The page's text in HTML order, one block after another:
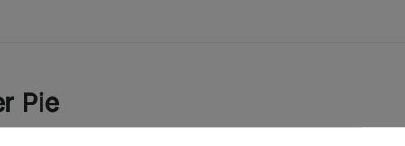
Pie
sabores tradicionais das sobremesas de inverno. A